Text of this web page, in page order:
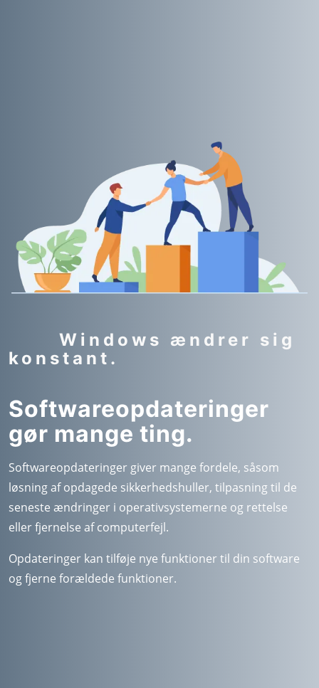
Windows ændrer sig
konstant.
Softwareopdateringer
gør mange ting.
Softwareopdateringer giver mange fordele, såsom
løsning af opdagede sikkerhedshuller, tilpasning til de
seneste ændringer i operativsystemerne og rettelse
eller fjernelse af computerfejl.
Opdateringer kan tilføje nye funktioner til din software
og fjerne forældede funktioner.